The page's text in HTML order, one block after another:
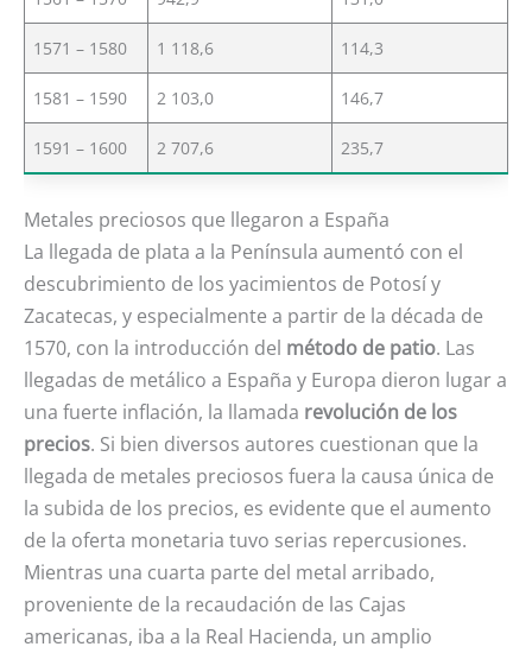
1571 – 1580 1 118,6 114,3
1581 – 1590 2 103,0 146,7
1591 – 1600 2 707,6 235,7
Metales preciosos que llegaron a España
La llegada de plata a la Península aumentó con el
descubrimiento de los yacimientos de Potosí y
Zacatecas, y especialmente a partir de la década de
1570, con la introducción del método de patio. Las
llegadas de metálico a España y Europa dieron lugar a
una fuerte inflación, la llamada revolución de los
precios. Si bien diversos autores cuestionan que la
llegada de metales preciosos fuera la causa única de
la subida de los precios, es evidente que el aumento
de la oferta monetaria tuvo serias repercusiones.
Mientras una cuarta parte del metal arribado,
proveniente de la recaudación de las Cajas
americanas, iba a la Real Hacienda, un amplio